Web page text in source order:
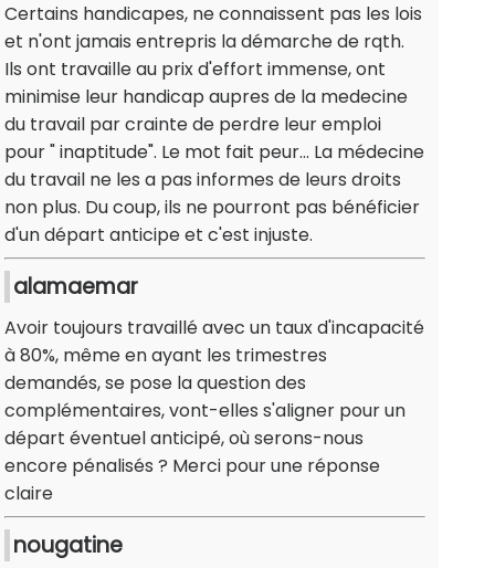
Certains handicapes, ne connaissent pas les lois
et n'ont jamais entrepris la démarche de rqth.
Ils ont travaille au prix d'effort immense, ont
minimise leur handicap aupres de la medecine
du travail par crainte de perdre leur emploi
pour " inaptitude". Le mot fait peur... La médecine
du travail ne les a pas informes de leurs droits
non plus. Du coup, ils ne pourront pas bénéficier
d'un départ anticipe et c'est injuste.
alamaemar
Avoir toujours travaillé avec un taux d'incapacité
à 80%, même en ayant les trimestres
demandés, se pose la question des
complémentaires, vont-elles s'aligner pour un
départ éventuel anticipé, où serons-nous
encore pénalisés ? Merci pour une réponse
claire
nougatine